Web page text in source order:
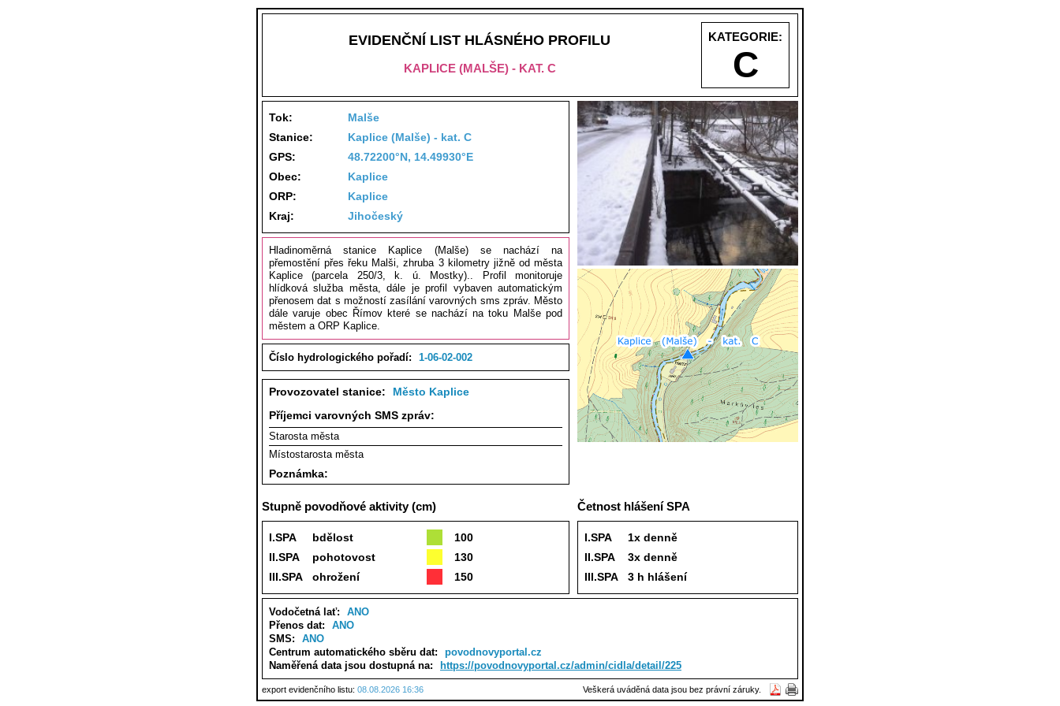
KATEGORIE:
C
EVIDENČNÍ LIST HLÁSNÉHO PROFILU
KAPLICE (MALŠE) - KAT. C
Tok:
Malše
Stanice:
Kaplice (Malše) - kat. C
GPS:
48.72200°N, 14.49930°E
Obec:
Kaplice
ORP:
Kaplice
Kraj:
Jihočeský
Hladinoměrná stanice Kaplice (Malše) se nachází na
přemostění přes řeku Malši, zhruba 3 kilometry jižně od města
Kaplice (parcela 250/3, k. ú. Mostky).. Profil monitoruje
hlídková služba města, dále je profil vybaven automatickým
přenosem dat s možností zasílání varovných sms zpráv. Město
dále varuje obec Římov které se nachází na toku Malše pod
městem a ORP Kaplice.
Číslo hydrologického pořadí: 1-06-02-002
Provozovatel stanice:
Město Kaplice
Příjemci varovných SMS zpráv:
Starosta města
Místostarosta města
Poznámka:
Stupně povodňové aktivity (cm)
I.SPA bdělost
100
II.SPA
pohotovost
130
III.SPA
ohrožení 150
Četnost hlášení SPA
I.SPA
1x denně
II.SPA
3x denně
III.SPA
3 h hlášení
Vodočetná lať:
ANO
Přenos dat:
ANO
SMS:
ANO
Centrum automatického sběru dat:
povodnovyportal.cz
Naměřená data jsou dostupná na:
https://povodnovyportal.cz/admin/cidla/detail/225
export evidenčního listu: 08.08.2026 16:36 Veškerá uváděná data jsou bez právní záruky.